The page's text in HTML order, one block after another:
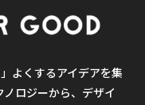
よくするアイデアを集
ロジーから、デザイ